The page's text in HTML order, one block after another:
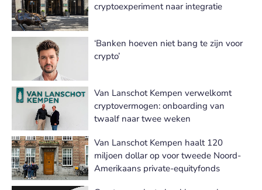
cryptoexperiment naar integratie
‘Banken hoeven niet bang te zijn voor
crypto’
Van Lanschot Kempen verwelkomt
cryptovermogen: onboarding van
twaalf naar twee weken
Van Lanschot Kempen haalt 120
miljoen dollar op voor tweede Noord-
Amerikaans private-equityfonds